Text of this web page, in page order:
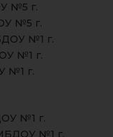
№5 г.
№5 г.
№1 г.
№1 г.
№1 г.
№1 г.
№1 г.